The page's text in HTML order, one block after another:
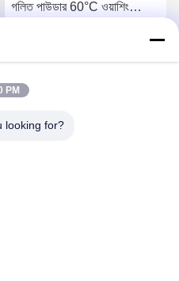
গলিত পাউডার 60°C ওয়াশিং
সেরা মূল্য পান
PM
looking for?